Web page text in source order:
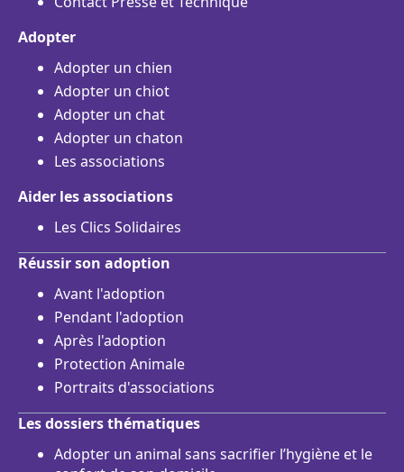
Adopter
Adopter un chien
Adopter un chiot
Adopter un chat
Adopter un chaton
Les associations
Aider les associations
Les Clics Solidaires
Réussir son adoption
Avant l'adoption
Pendant l'adoption
Après l'adoption
Protection Animale
Portraits d'associations
Les dossiers thématiques
Adopter un animal sans sacrifier l’hygiène et le